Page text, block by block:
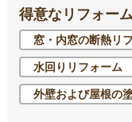
得意なリフォー
窓・内窓の断熱リ
水回りリフォーム
外壁および屋根の